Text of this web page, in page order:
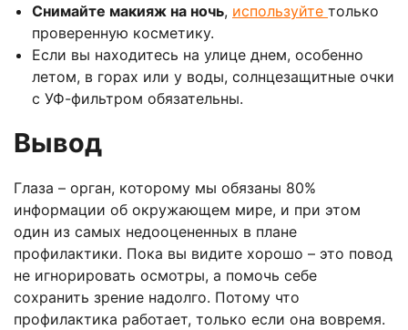
Снимайте макияж на ночь, используйте только
проверенную косметику.
Если вы находитесь на улице днем, особенно
летом, в горах или у воды, солнцезащитные очки
с УФ-фильтром обязательны.
Вывод
Глаза – орган, которому мы обязаны 80%
информации об окружающем мире, и при этом
один из самых недооцененных в плане
профилактики. Пока вы видите хорошо – это повод
не игнорировать осмотры, а помочь себе
сохранить зрение надолго. Потому что
профилактика работает, только если она вовремя.